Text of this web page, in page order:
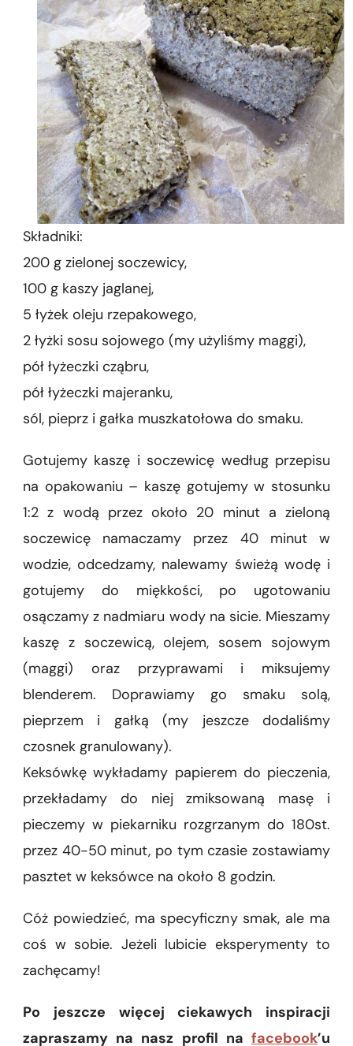
Składniki:
200 g zielonej soczewicy,
100 g kaszy jaglanej,
5 łyżek oleju rzepakowego,
2 łyżki sosu sojowego (my użyliśmy maggi),
pół łyżeczki cząbru,
pół łyżeczki majeranku,
sól, pieprz i gałka muszkatołowa do smaku.
Gotujemy kaszę i soczewicę według przepisu
na opakowaniu – kaszę gotujemy w stosunku
1:2 z wodą przez około 20 minut a zieloną
soczewicę namaczamy przez 40 minut w
wodzie, odcedzamy, nalewamy świeżą wodę i
gotujemy do miękkości, po ugotowaniu
osączamy z nadmiaru wody na sicie. Mieszamy
kaszę z soczewicą, olejem, sosem sojowym
(maggi) oraz przyprawami i miksujemy
blenderem. Doprawiamy go smaku solą,
pieprzem i gałką (my jeszcze dodaliśmy
czosnek granulowany).
Keksówkę wykładamy papierem do pieczenia,
przekładamy do niej zmiksowaną masę i
pieczemy w piekarniku rozgrzanym do 180st.
przez 40-50 minut, po tym czasie zostawiamy
pasztet w keksówce na około 8 godzin.
Cóż powiedzieć, ma specyficzny smak, ale ma
coś w sobie. Jeżeli lubicie eksperymenty to
zachęcamy!
Po jeszcze więcej ciekawych inspiracji
zapraszamy na nasz profil na facebook’u